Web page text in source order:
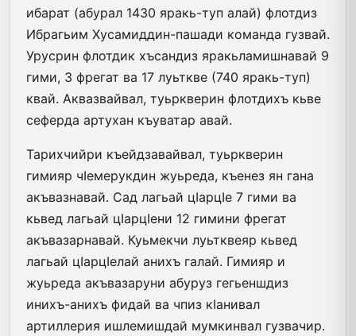
ибарат (абурал 1430 яракь­-туп алай) флотдиз
Ибрагьим Хусамиддин-па­шади команда гузвай.
Урусрин флотдик хъсандиз яракьламишнавай 9
гими, 3 фрегат ва 17 луьткве (740 яракь-туп)
квай. Ак­вазвайвал, туьркверин флотдихъ кьве
се­ферда артухан къуватар авай.
Тарихчийри къейдзавайвал, туьркверин
гимияр чIемерукдин жуьреда, къенез­ ян гана
акъвазнавай. Сад лагьай цIарцIе 7 гими ва
кьвед лагьай цIарцIени 12 гимини фрегат
акъвазарнавай. Куьмекчи луьтквеяр кьвед
лагьай цIарцIе­лай анихъ галай. Гимияр и
жуьреда акъвазаруни абуруз гегьеншдиз
инихъ-анихъ фидай ва чпиз кIанивал
артиллерия ишлемишдай мумкинвал гузвачир.